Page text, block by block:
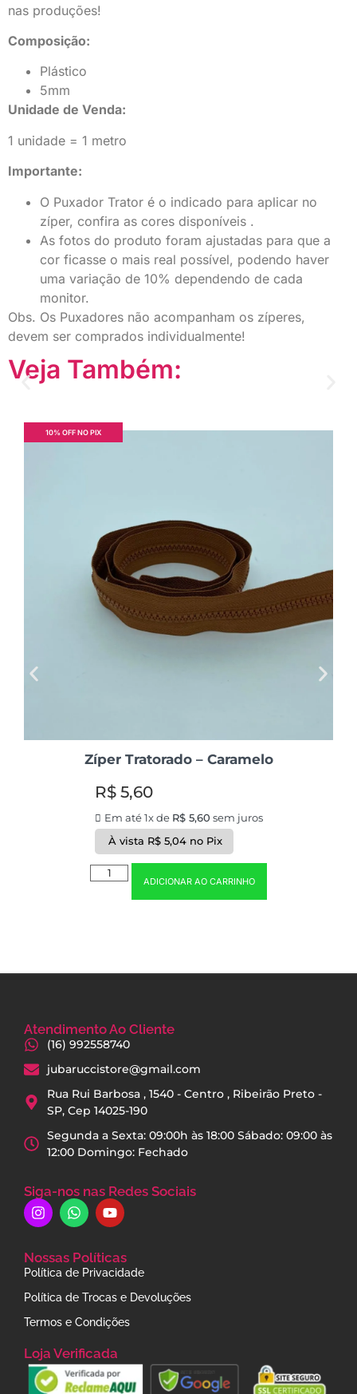
nas produções!
Composição:
Plástico
5mm
Unidade de Venda:
1 unidade = 1 metro
Importante:
O Puxador Trator é o indicado para aplicar no
zíper, confira as cores disponíveis .
As fotos do produto foram ajustadas para que a
cor ficasse o mais real possível, podendo haver
uma variação de 10% dependendo de cada
monitor.
Obs. Os Puxadores não acompanham os zíperes,
devem ser comprados individualmente!
Veja Também:
10% OFF NO PIX
Zíper Tratorado – Caramelo
R$5,60
Em até 1x de R$5,60 sem juros
À vista R$ 5,04 no Pix
ADICIONAR AO CARRINHO
Atendimento Ao Cliente
(16) 992558740
jubaruccistore@gmail.com
Rua Rui Barbosa , 1540 - Centro , Ribeirão Preto -
SP, Cep 14025-190
Segunda a Sexta: 09:00h às 18:00 Sábado: 09:00 às
12:00 Domingo: Fechado
Siga-nos nas Redes Sociais
Nossas Políticas
Política de Privacidade
Política de Trocas e Devoluções
Termos e Condições
Loja Verificada